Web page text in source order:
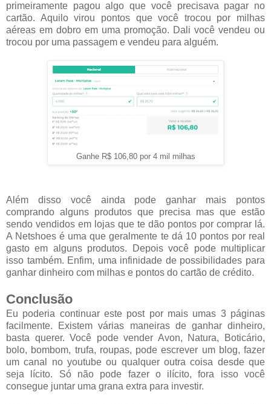
primeiramente pagou algo que você precisava pagar no
cartão. Aquilo virou pontos que você trocou por milhas
aéreas em dobro em uma promoção. Dali você vendeu ou
trocou por uma passagem e vendeu para alguém.
Ganhe R$ 106,80 por 4 mil milhas
Além disso você ainda pode ganhar mais pontos
comprando alguns produtos que precisa mas que estão
sendo vendidos em lojas que te dão pontos por comprar lá.
A Netshoes é uma que geralmente te dá 10 pontos por real
gasto em alguns produtos. Depois você pode multiplicar
isso também. Enfim, uma infinidade de possibilidades para
ganhar dinheiro com milhas e pontos do cartão de crédito.
Conclusão
Eu poderia continuar este post por mais umas 3 páginas
facilmente. Existem várias maneiras de ganhar dinheiro,
basta querer. Você pode vender Avon, Natura, Boticário,
bolo, bombom, trufa, roupas, pode escrever um blog, fazer
um canal no youtube ou qualquer outra coisa desde que
seja lícito. Só não pode fazer o ilícito, fora isso você
consegue juntar uma grana extra para investir.